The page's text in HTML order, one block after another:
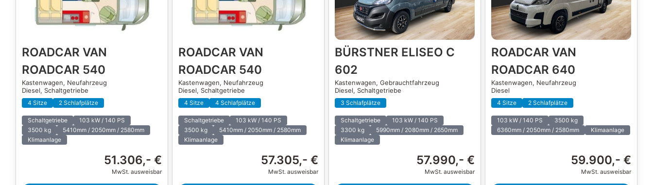
ROADCAR VAN
ROADCAR 540
Kastenwagen, Neufahrzeug
Diesel, Schaltgetriebe
4 Sitze 2 Schlafplätze
Schaltgetriebe
103 kW / 140 PS
3500 kg
5410mm / 2050mm / 2580mm
Klimaanlage
51.306,- €
MwSt. ausweisbar
ROADCAR VAN
ROADCAR 540
Kastenwagen, Neufahrzeug
Diesel, Schaltgetriebe
4 Sitze 4 Schlafplätze
Schaltgetriebe
103 kW / 140 PS
3500 kg
5410mm / 2050mm / 2580mm
Klimaanlage
57.305,- €
MwSt. ausweisbar
BÜRSTNER ELISEO C
602
Kastenwagen, Gebrauchtfahrzeug
Diesel, Schaltgetriebe
3 Schlafplätze
Schaltgetriebe
103 kW / 140 PS
3300 kg
5990mm / 2080mm / 2650mm
Klimaanlage
57.990,- €
MwSt. ausweisbar
ROADCAR VAN
ROADCAR 640
Kastenwagen, Neufahrzeug
Diesel
4 Sitze 2 Schlafplätze
103 kW / 140 PS
3500 kg
6360mm / 2050mm / 2580mm
Klimaanlage
59.900,- €
MwSt. ausweisbar